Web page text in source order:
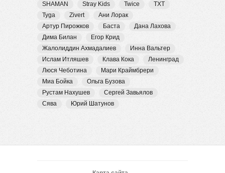
SHAMAN
Stray Kids Twice
TXT
Tyga
Zivert
Ани Лорак
Артур Пирожков
Баста
Дана Лахова
Дима Билан
Егор Крид
Жалолиддин Ахмадалиев
Инна Вальтер
Ислам Итляшев
Клава Кока
Ленинград
Люся Чеботина
Мари Краймбрери
Миа Бойка
Ольга Бузова
Рустам Нахушев
Сергей Завьялов
Сява
Юрий Шатунов